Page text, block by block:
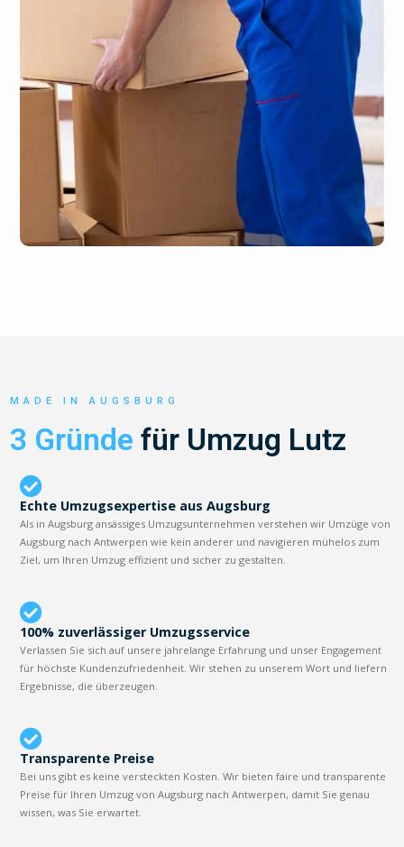
MADE IN AUGSBURG
3 Gründe für Umzug Lutz
Echte Umzugsexpertise aus Augsburg
Als in Augsburg ansässiges Umzugsunternehmen verstehen wir Umzüge von
Augsburg nach Antwerpen wie kein anderer und navigieren mühelos zum
Ziel, um Ihren Umzug effizient und sicher zu gestalten.
100% zuverlässiger Umzugsservice
Verlassen Sie sich auf unsere jahrelange Erfahrung und unser Engagement
für höchste Kundenzufriedenheit. Wir stehen zu unserem Wort und liefern
Ergebnisse, die überzeugen.
Transparente Preise
Bei uns gibt es keine versteckten Kosten. Wir bieten faire und transparente
Preise für Ihren Umzug von Augsburg nach Antwerpen, damit Sie genau
wissen, was Sie erwartet.